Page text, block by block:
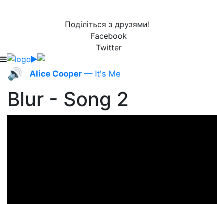
Поділіться з друзями!
Facebook
Twitter
🔊 Alice Cooper — It's Me
Blur - Song 2